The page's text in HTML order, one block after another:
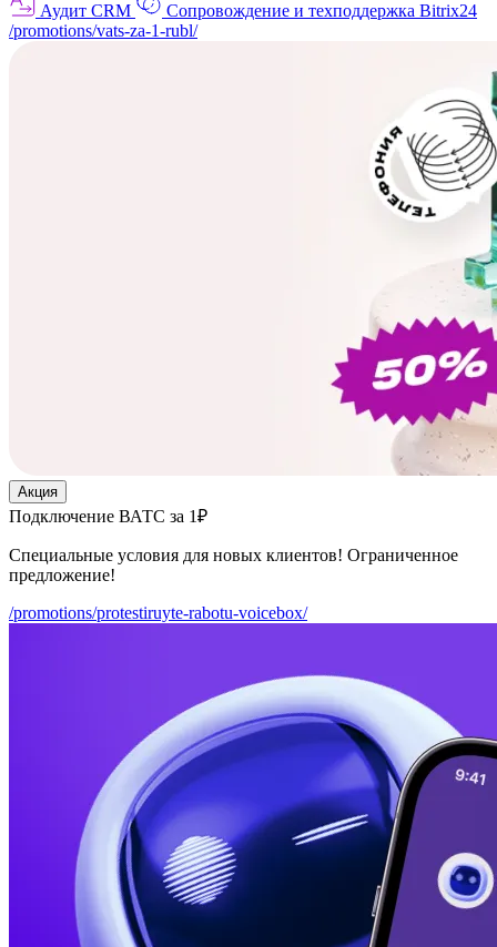
Аудит CRM
Сопровождение и техподдержка Bitrix24
/promotions/vats-za-1-rubl/
Акция
Подключение ВАТС за 1₽
Специальные условия для новых клиентов! Ограниченное
предложение!
/promotions/protestiruyte-rabotu-voicebox/